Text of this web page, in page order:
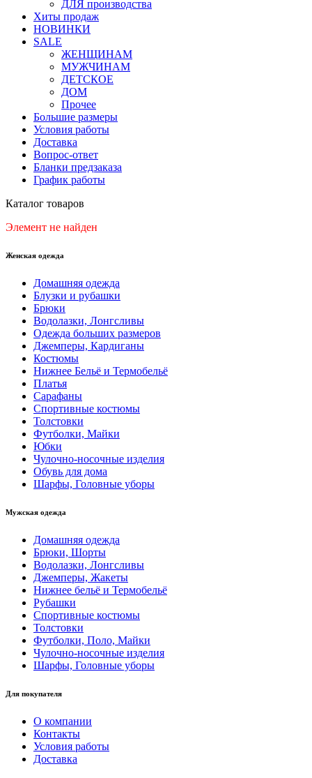
ДЛЯ производства
Хиты продаж
НОВИНКИ
SALE
ЖЕНЩИНАМ
МУЖЧИНАМ
ДЕТСКОЕ
ДОМ
Прочее
Большие размеры
Условия работы
Доставка
Вопрос-ответ
Бланки предзаказа
График работы
Каталог товаров
Элемент не найден
Женская одежда
Домашняя одежда
Блузки и рубашки
Брюки
Водолазки, Лонгсливы
Одежда больших размеров
Джемперы, Кардиганы
Костюмы
Нижнее Бельё и Термобельё
Платья
Сарафаны
Спортивные костюмы
Толстовки
Футболки, Майки
Юбки
Чулочно-носочные изделия
Обувь для дома
Шарфы, Головные уборы
Мужская одежда
Домашняя одежда
Брюки, Шорты
Водолазки, Лонгсливы
Джемперы, Жакеты
Нижнее бельё и Термобельё
Рубашки
Спортивные костюмы
Толстовки
Футболки, Поло, Майки
Чулочно-носочные изделия
Шарфы, Головные уборы
Для покупателя
О компании
Контакты
Условия работы
Доставка